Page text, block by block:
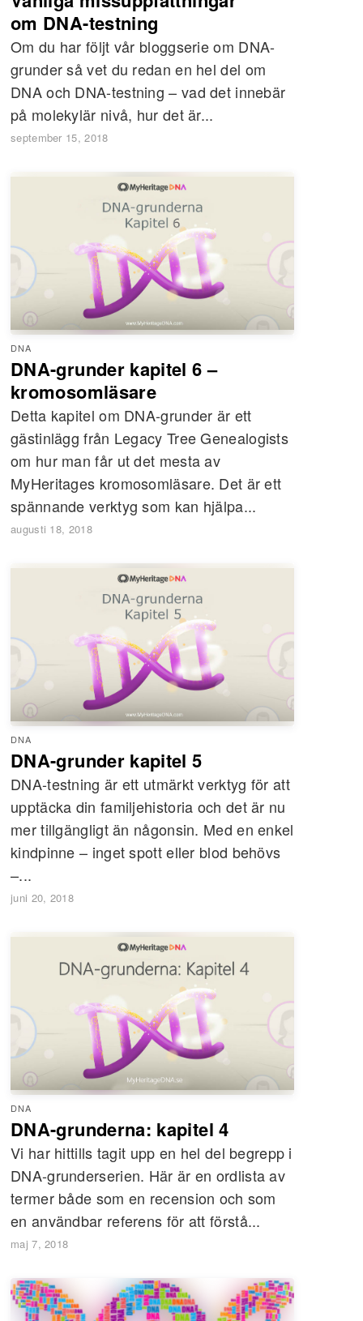
om DNA-testning
Om du har följt vår bloggserie om DNA-
grunder så vet du redan en hel del om
DNA och DNA-testning – vad det innebär
på molekylär nivå, hur det är...
september 15, 2018
DNA
DNA-grunder kapitel 6 –
kromosomläsare
Detta kapitel om DNA-grunder är ett
gästinlägg från Legacy Tree Genealogists
om hur man får ut det mesta av
MyHeritages kromosomläsare. Det är ett
spännande verktyg som kan hjälpa...
augusti 18, 2018
DNA
DNA-grunder kapitel 5
DNA-testning är ett utmärkt verktyg för att
upptäcka din familjehistoria och det är nu
mer tillgängligt än någonsin. Med en enkel
kindpinne – inget spott eller blod behövs
–...
juni 20, 2018
DNA
DNA-grunderna: kapitel 4
Vi har hittills tagit upp en hel del begrepp i
DNA-grunderserien. Här är en ordlista av
termer både som en recension och som
en användbar referens för att förstå...
maj 7, 2018